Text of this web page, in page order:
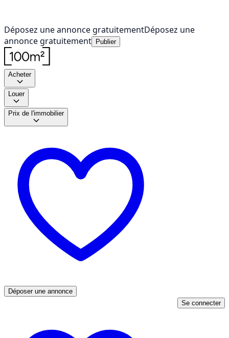
Déposez une annonce gratuitementDéposez une
annonce gratuitement
Publier
Acheter
Louer
Prix de l'immobilier
Déposer une annonce
Se connecter